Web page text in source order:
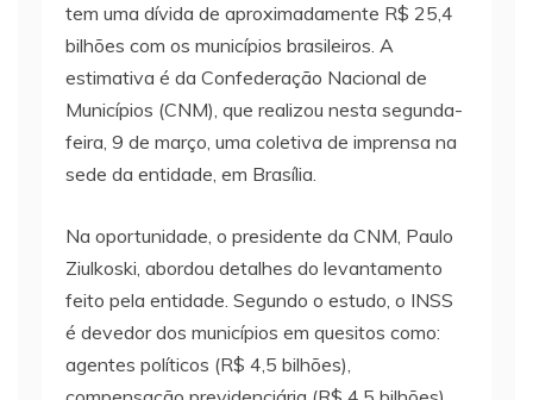
tem uma dívida de aproximadamente R$ 25,4
bilhões com os municípios brasileiros. A
estimativa é da Confederação Nacional de
Municípios (CNM), que realizou nesta segunda-
feira, 9 de março, uma coletiva de imprensa na
sede da entidade, em Brasília.
Na oportunidade, o presidente da CNM, Paulo
Ziulkoski, abordou detalhes do levantamento
feito pela entidade. Segundo o estudo, o INSS
é devedor dos municípios em quesitos como:
agentes políticos (R$ 4,5 bilhões),